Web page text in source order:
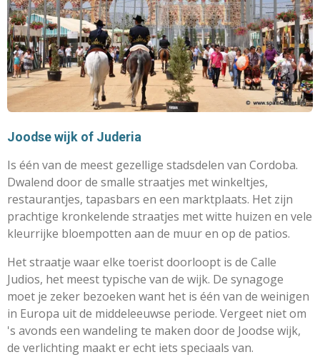
Joodse wijk of Juderia
Is één van de meest gezellige stadsdelen van Cordoba.
Dwalend door de smalle straatjes met winkeltjes,
restaurantjes, tapasbars en een marktplaats. Het zijn
prachtige kronkelende straatjes met witte huizen en vele
kleurrijke bloempotten aan de muur en op de patios.
Het straatje waar elke toerist doorloopt is de Calle
Judios, het meest typische van de wijk. De synagoge
moet je zeker bezoeken want het is één van de weinigen
in Europa uit de middeleeuwse periode. Vergeet niet om
's avonds een wandeling te maken door de Joodse wijk,
de verlichting maakt er echt iets speciaals van.